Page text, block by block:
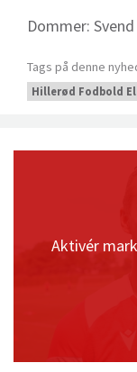
Dommer:
Tags på denne
Hillerød Fodbold
Aktivér